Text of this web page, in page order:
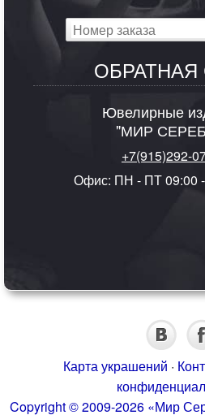
ОБРАТНАЯ
Ювелирные
"МИР
+7(915)292-
Офис: ПН - ПТ 09:00
Карта украшений ·
Copyright © 2009-2026 «Мир